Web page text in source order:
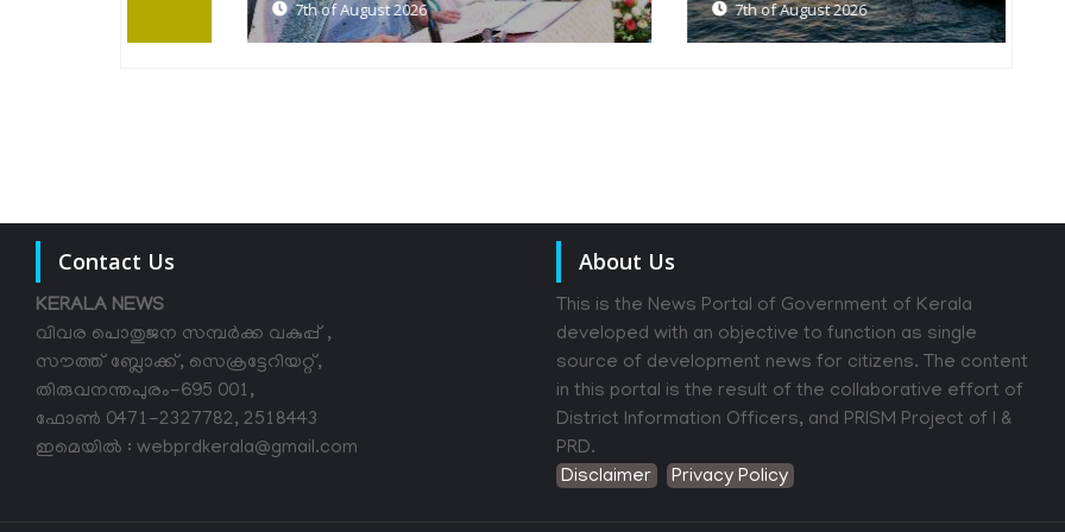
7th of August 2026
7th of August 2026
Contact Us
KERALA NEWS
വിവര പൊതുജന സമ്പര്‍ക്ക വകുപ്പ് ,
സൗത്ത് ബ്ലോക്ക്, സെക്രട്ടേറിയറ്റ്,
തിരുവനന്തപുരം-695 001,
ഫോൺ 0471-2327782, 2518443
ഇമെയിൽ : webprdkerala@gmail.com
About Us
This is the News Portal of Government of Kerala
developed with an objective to function as single
source of development news for citizens. The content
in this portal is the result of the collaborative effort of
District Information Officers, and PRISM Project of I &
PRD.
Disclaimer
Privacy Policy